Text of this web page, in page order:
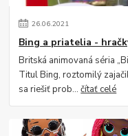
26.06.2021
Bing a priatelia -
Britská animovaná séria
Titul Bing, roztomilý
sa riešiť prob...čítať celé